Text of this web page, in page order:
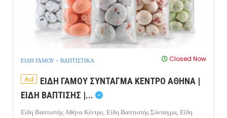
ΕΙΔΗ ΓΑΜΟΥ - ΒΑΠΤΙΣΤΙΚΑ Closed Now
Ad
ΕΙΔΗ ΓΑΜΟΥ ΣΥΝΤΑΓΜΑ ΚΕΝΤΡΟ ΑΘΗΝΑ |
ΕΙΔΗ ΒΑΠΤΙΣΗΣ |...
Είδη Βαπτιστής Αθήνα Κέντρο, Είδη Βαπτιστής Σύνταγμα, Είδη